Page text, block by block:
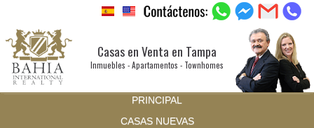
Casas en Venta en Tampa
Inmuebles - Apartamentos - Townhomes
PRINCIPAL
CASAS NUEVAS